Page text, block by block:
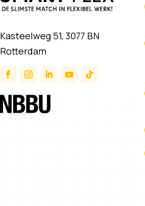
Kasteelweg 51, 3077 BN
Rotterdam